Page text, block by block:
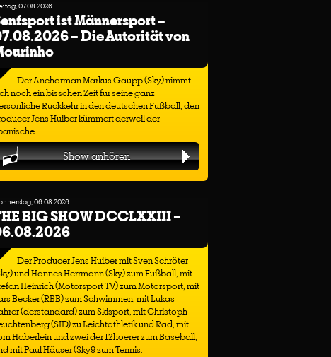
07.08.2026
ist Männersport –
– Die Autorität von
Der Anchorman Markus Gaupp (Sky) nimmt
noch ein bisschen Zeit für seine ganz
Rückkehr in den deutschen Fußball, den
Jens Huiber kümmert derweil der
Show anhören
06.08.2026
BIG SHOW DCCLXXIII –
Der Producer Jens Huiber mit Sven Schröter
und Hannes Herrmann (Sky) zum Fußball, mit
Heinrich (Motorsport TV) zum Motorsport, mit
Becker (RBB) zum Schwimmen, mit Lukas
(derstandard) zum Skisport, mit Christoph
(SID) zu Leichtathletik und Rad, mit
Häberlein und zwei der 12hoerer zum Baseball,
mit Paul Häuser (Sky9 zum Tennis.